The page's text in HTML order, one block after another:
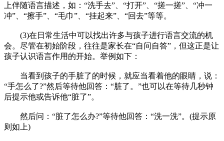
上伴随语言描述，如：“洗手去”、“打开”、“搓一搓”、“冲一
冲”、“擦手”、“毛巾”、“挂起来”、“回去”等等。
(3)在日常生活中可以找出许多与孩子进行语言交流的机
会。尽管在初始阶段，往往是家长在“自问自答”，但这正是让
孩子认识语言作用的开始。举例如下：
当看到孩子的手脏了的时候，就应当看着他的眼睛，说：
“手怎么了?”然后等待他回答：“脏了。”也可以在等待几秒钟
后提示他或告诉他“脏了”。
然后问：“脏了怎么办?”等待他回答：“洗一洗”。(提示原
则如上)